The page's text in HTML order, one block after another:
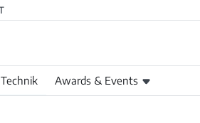
Technik Awards & Events